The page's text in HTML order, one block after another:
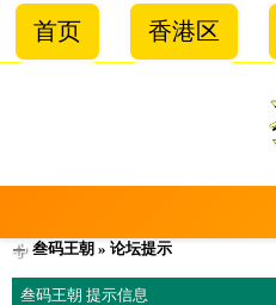
首页 香港区
叁码王朝 » 论坛提示
叁码王朝 提示信息